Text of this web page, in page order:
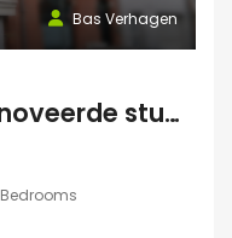
Bas Verhagen
Ruime en recent gerenoveerde studentenwoning op toplocatie in Gent
Bedrooms